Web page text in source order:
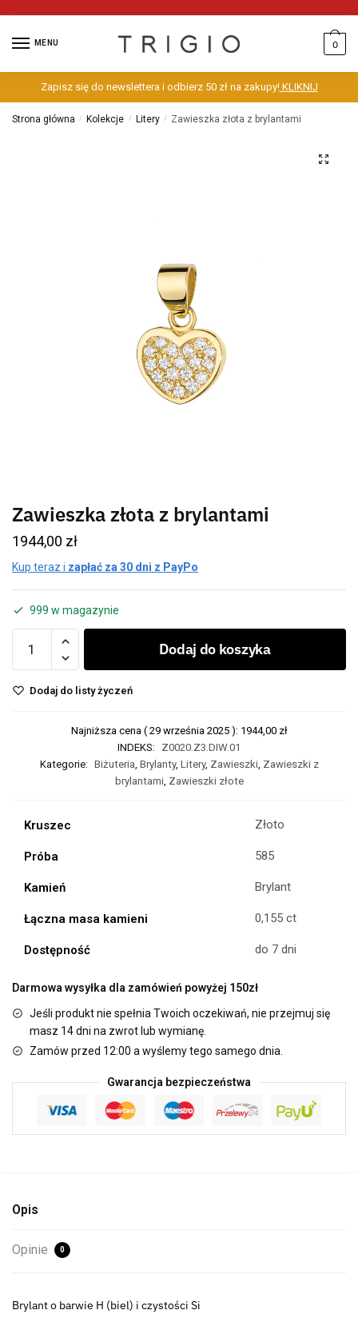
MENU 0
Zapisz się do newslettera i odbierz 50 zł na zakupy!KLIKNIJ
Strona główna / Kolekcje / Litery / Zawieszka złota z brylantami
Zawieszka złota z brylantami
1944,00 zł
Kup teraz i zapłać za 30 dni z PayPo
999 w magazynie
Dodaj do koszyka
Dodaj do listy życzeń
Najniższa cena (29 września 2025): 1944,00 zł
INDEKS:
Z0020.Z3.DIW.01
Kategorie: Biżuteria, Brylanty, Litery, Zawieszki, Zawieszki z
brylantami, Zawieszki złote
Kruszec Złoto
Próba 585
Kamień Brylant
Łączna masa kamieni 0,155 ct
Dostępność do 7 dni
Darmowa wysyłka dla zamówień powyżej 150zł
Jeśli produkt nie spełnia Twoich oczekiwań, nie przejmuj się
masz 14 dni na zwrot lub wymianę.
Zamów przed 12:00 a wyślemy tego samego dnia.
Gwarancja bezpieczeństwa
Opis
Opinie 0
Brylant o barwie H (biel) i czystości Si